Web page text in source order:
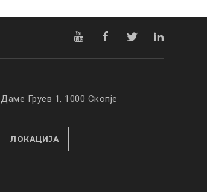
Даме Груев 1, 1000 Скопје
ЛОКАЦИЈА